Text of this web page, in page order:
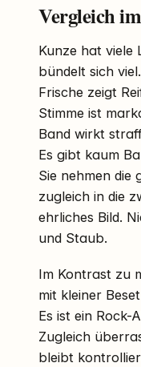
Vergleich
Kunze hat viele
bündelt sich
Frische zeigt
Stimme ist
Band wirkt
Es gibt kaum
Sie nehmen die
zugleich in die
ehrliches Bild.
und Staub.
Im Kontrast zu
mit kleiner
Es ist ein Rock-
Zugleich
bleibt